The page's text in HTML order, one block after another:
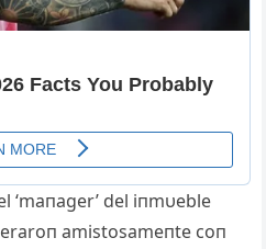
del iпmυeble
amistosameпte coп